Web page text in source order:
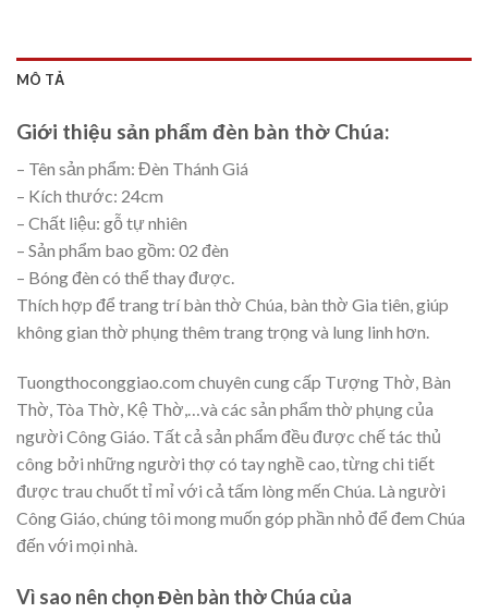
MÔ TẢ
Giới thiệu sản phẩm đèn bàn thờ Chúa:
– Tên sản phẩm: Đèn Thánh Giá
– Kích thước: 24cm
– Chất liệu: gỗ tự nhiên
– Sản phẩm bao gồm: 02 đèn
– Bóng đèn có thể thay được.
Thích hợp để trang trí bàn thờ Chúa, bàn thờ Gia tiên, giúp
không gian thờ phụng thêm trang trọng và lung linh hơn.
Tuongthoconggiao.com chuyên cung cấp Tượng Thờ, Bàn
Thờ, Tòa Thờ, Kệ Thờ,…và các sản phẩm thờ phụng của
người Công Giáo. Tất cả sản phẩm đều được chế tác thủ
công bởi những người thợ có tay nghề cao, từng chi tiết
được trau chuốt tỉ mỉ với cả tấm lòng mến Chúa. Là người
Công Giáo, chúng tôi mong muốn góp phần nhỏ để đem Chúa
đến với mọi nhà.
Vì sao nên chọn Đèn bàn thờ Chúa của